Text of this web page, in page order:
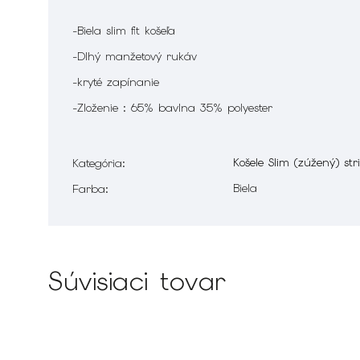
-Biela slim fit košeľa
-Dlhý manžetový rukáv
-kryté zapínanie
-Zloženie : 65% bavlna 35% polyester
Kategória:
Košele Slim (zúžený)
Farba: Biela
Súvisiaci tovar